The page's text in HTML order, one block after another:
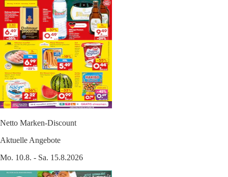
Netto Marken-Discount
Aktuelle Angebote
Mo. 10.8. - Sa. 15.8.2026